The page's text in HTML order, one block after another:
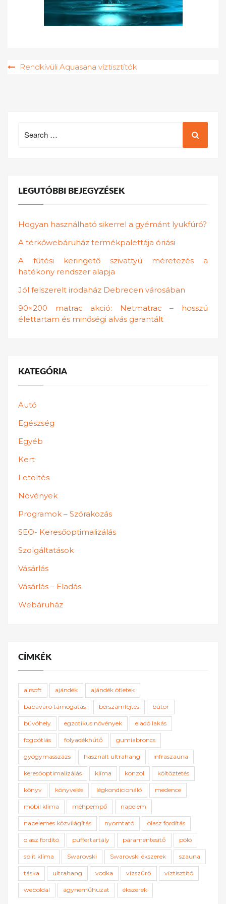
Bejegyzés
Rendkívüli Aquasana víztisztítók
for:
LEGUTÓBBI BEJEGYZÉSEK
Hogyan használható sikerrel a gyémánt lyukfúró?
A térkőwebáruház termékpalettája óriási
A fűtési keringető szivattyú méretezés a
hatékony rendszer alapja
Jól felszerelt irodaház Debrecen városában
90×200 matrac akció: Netmatrac – hosszú
élettartam és minőségi alvás garantált
KATEGÓRIA
Autó
Egészség
Egyéb
Kert
Letöltés
Növények
Programok – Szórakozás
SEO- Keresőoptimalizálás
Szolgáltatások
Vásárlás
Vásárlás – Eladás
Webáruház
CÍMKÉK
airsoft ajándék ajándék ötletek
babaváró támogatás bérszámfejtés bútor
búvóhely egzotikus növények eladó lakás
fogpótlás folyadékhűtő gumiabroncs
gyógymasszázs használt ultrahang infraszauna
keresőoptimalizálás klíma konzol költöztetés
könyv könyvelés légkondicionáló medence
mobil klíma méhpempő napelem
napelemes közvilágítás nyomtató olasz fordítás
olasz fordító puffertartály páramentesítő póló
split klíma Swarovski Swarovski ékszerek szauna
táska ultrahang vodka vízszűrő víztisztító
weboldal ágyneműhuzat ékszerek